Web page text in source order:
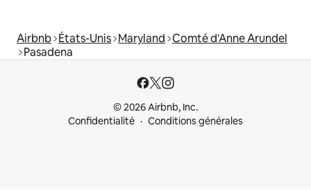
Airbnb États-Unis Maryland Comté d'Anne Arundel
Pasadena
© 2026 Airbnb, Inc.
Confidentialité
Conditions générales